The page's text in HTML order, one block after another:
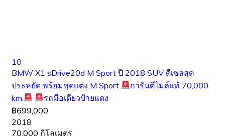
10
BMW X1 sDrive20d M Sport ปี 2018 SUV ดีเซลสุด
ประหยัด พร้อมชุดแต่ง M Sport
การันตีไมล์แท้ 70,000
km.
รถมือเดียวป้ายแดง
฿699,000
2018
70,000 กิโลเมตร